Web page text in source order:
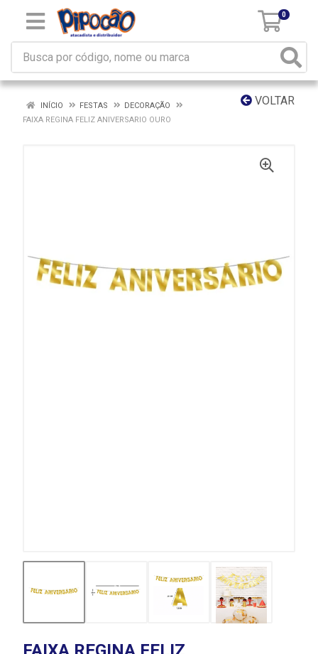
0
VOLTAR
INÍCIO FESTAS
DECORAÇÃO
FAIXA REGINA FELIZ ANIVERSARIO OURO